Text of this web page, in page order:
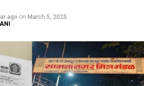
ago on March 5, 2025